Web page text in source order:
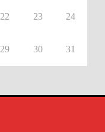
22 23 24
29 30 31